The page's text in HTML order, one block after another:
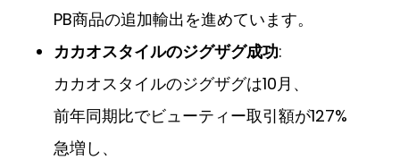
PB商品の追加輸出を進めています。
カカオスタイルのジグザグ成功:
カカオスタイルのジグザグは10月、
前年同期比でビューティー取引額が127%
急増し、